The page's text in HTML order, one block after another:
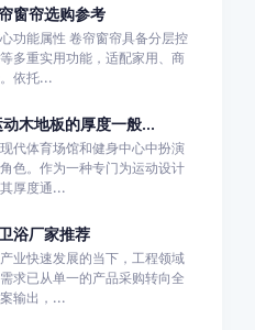
窗帘选购参考
功能属性 卷帘窗帘具备分层控
多重实用功能，适配家用、商
依托...
木地板的厚度一般...
代体育场馆和健身中心中扮演
色。作为一种专门为运动设计
厚度通...
浴厂家推荐
业快速发展的当下，工程领域
求已从单一的产品采购转向全
输出，...